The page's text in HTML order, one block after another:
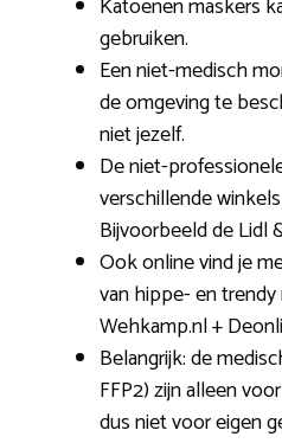
Katoenen maskers
gebruiken.
Een niet-medisch
de omgeving te
niet jezelf.
De niet-
verschillende
Bijvoorbeeld de Lidl
Ook online vind je
van hippe- en
Wehkamp.nl +
Belangrijk: de
FFP2) zijn alleen
dus niet voor eigen